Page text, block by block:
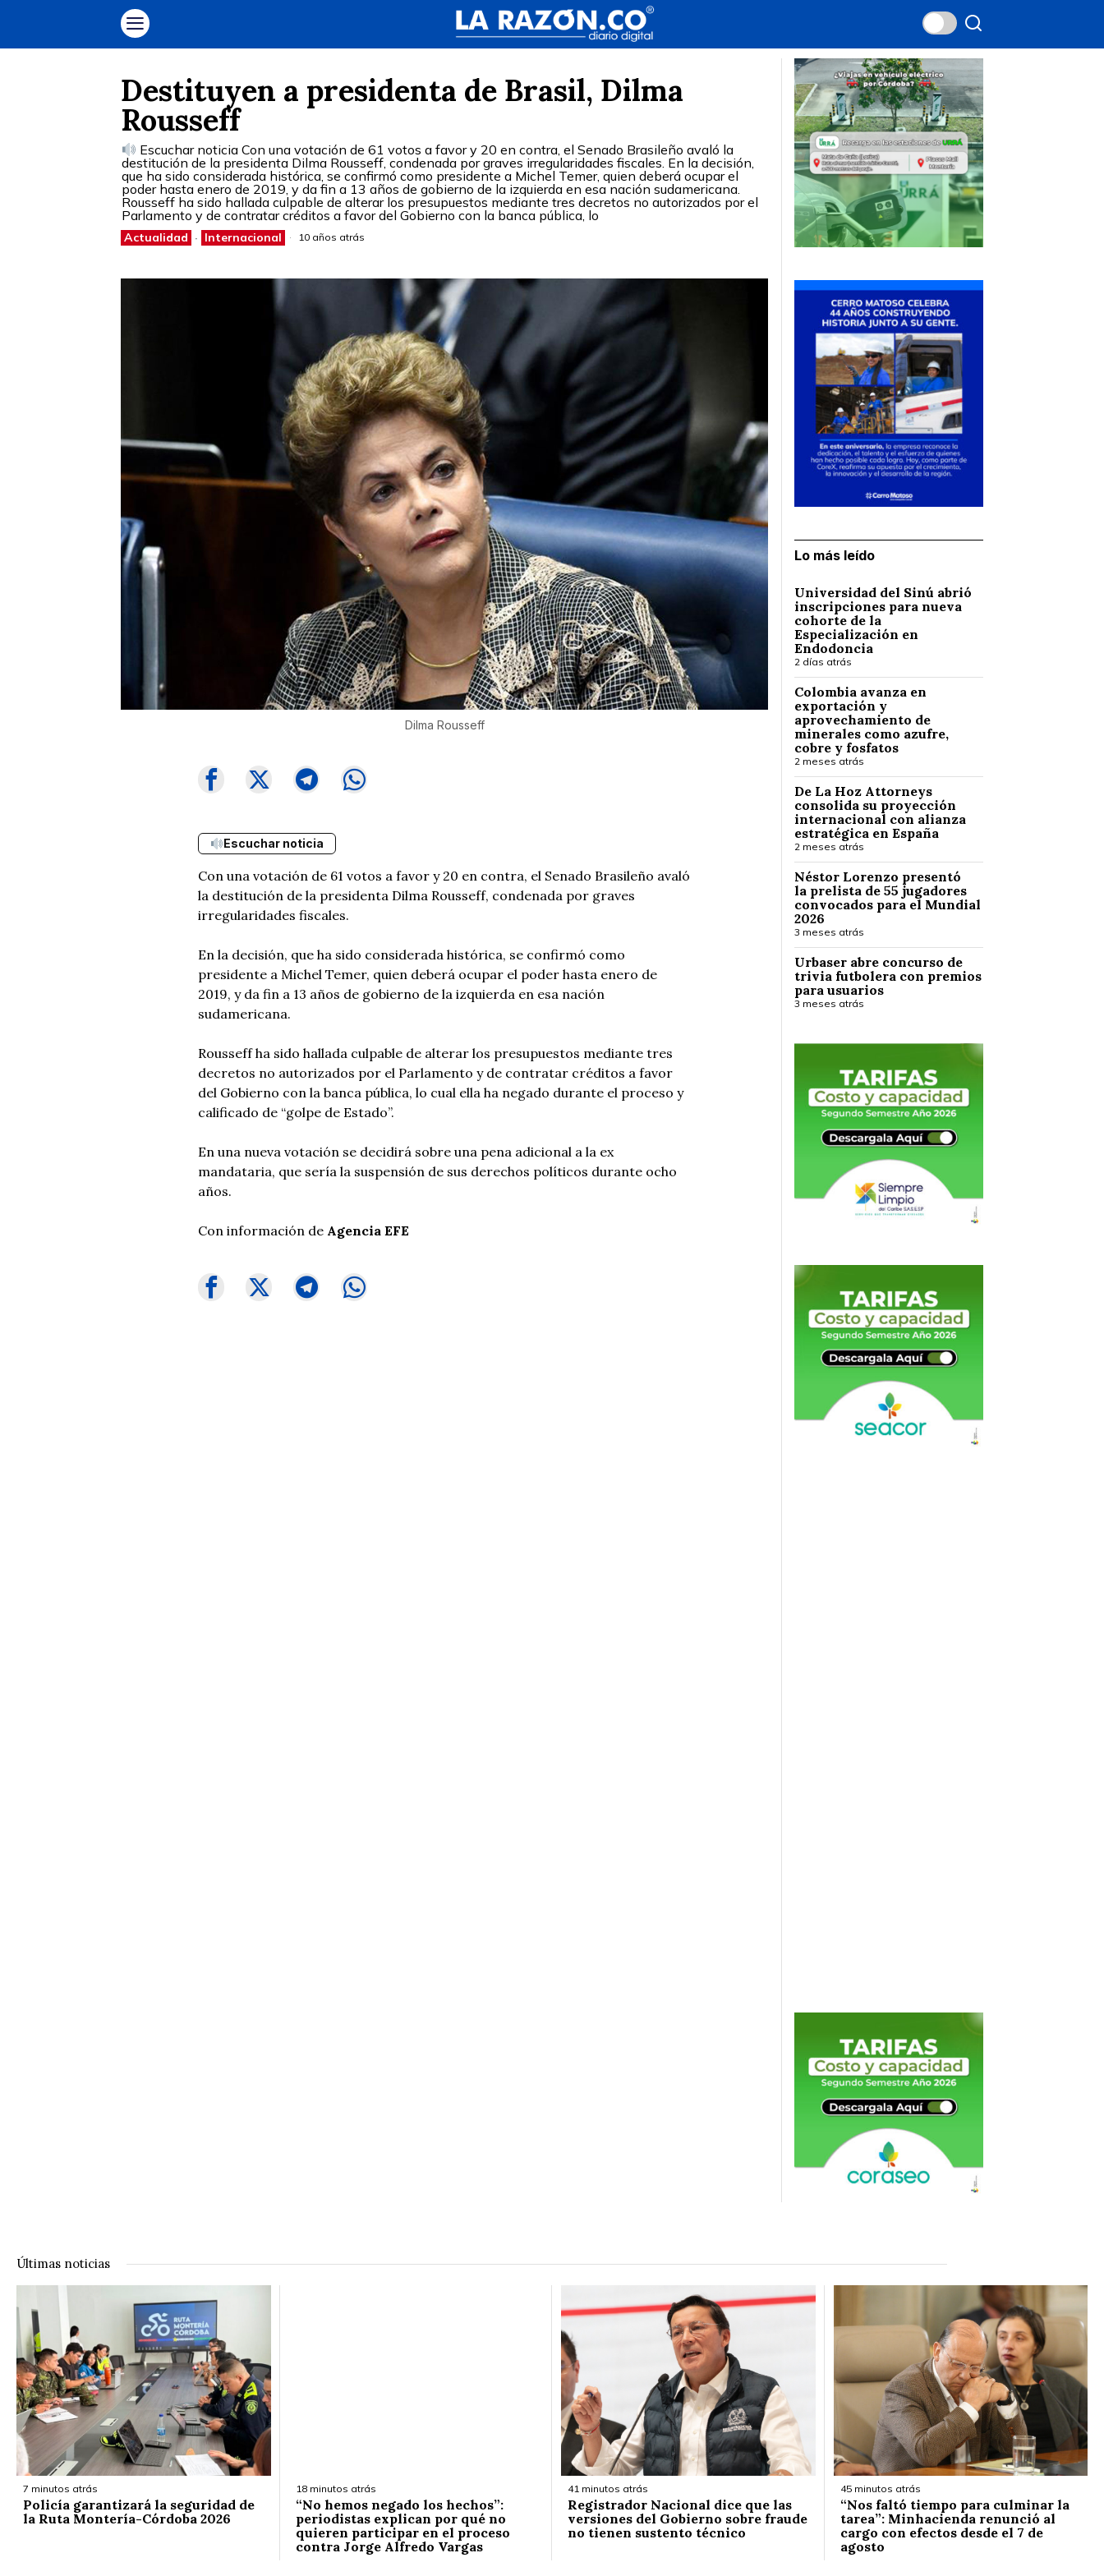
Destituyen a presidenta de Brasil, Dilma
Rousseff
Escuchar noticia Con una votación de 61 votos a favor y 20 en contra, el Senado Brasileño avaló la
destitución de la presidenta Dilma Rousseff, condenada por graves irregularidades fiscales. En la decisión,
que ha sido considerada histórica, se confirmó como presidente a Michel Temer, quien deberá ocupar el
poder hasta enero de 2019, y da fin a 13 años de gobierno de la izquierda en esa nación sudamericana.
Rousseff ha sido hallada culpable de alterar los presupuestos mediante tres decretos no autorizados por el
Parlamento y de contratar créditos a favor del Gobierno con la banca pública, lo
Actualidad · Internacional 10 años atrás
Dilma Rousseff
Escuchar noticia
Con una votación de 61 votos a favor y 20 en contra, el Senado Brasileño avaló
la destitución de la presidenta Dilma Rousseff, condenada por graves
irregularidades fiscales.
En la decisión, que ha sido considerada histórica, se confirmó como
presidente a Michel Temer, quien deberá ocupar el poder hasta enero de
2019, y da fin a 13 años de gobierno de la izquierda en esa nación
sudamericana.
Rousseff ha sido hallada culpable de alterar los presupuestos mediante tres
decretos no autorizados por el Parlamento y de contratar créditos a favor
del Gobierno con la banca pública, lo cual ella ha negado durante el proceso y
calificado de “golpe de Estado”.
En una nueva votación se decidirá sobre una pena adicional a la ex
mandataria, que sería la suspensión de sus derechos políticos durante ocho
años.
Con información de Agencia EFE
Lo más leído
Universidad del Sinú abrió
inscripciones para nueva
cohorte de la
Especialización en
Endodoncia
2 días atrás
Colombia avanza en
exportación y
aprovechamiento de
minerales como azufre,
cobre y fosfatos
2 meses atrás
De La Hoz Attorneys
consolida su proyección
internacional con alianza
estratégica en España
2 meses atrás
Néstor Lorenzo presentó
la prelista de 55 jugadores
convocados para el Mundial
2026
3 meses atrás
Urbaser abre concurso de
trivia futbolera con premios
para usuarios
3 meses atrás
Últimas noticias
7 minutos atrás
Policía garantizará la seguridad de
la Ruta Montería-Córdoba 2026
18 minutos atrás
“No hemos negado los hechos”:
periodistas explican por qué no
quieren participar en el proceso
contra Jorge Alfredo Vargas
41 minutos atrás
Registrador Nacional dice que las
versiones del Gobierno sobre fraude
no tienen sustento técnico
45 minutos atrás
“Nos faltó tiempo para culminar la
tarea”: Minhacienda renunció al
cargo con efectos desde el 7 de
agosto